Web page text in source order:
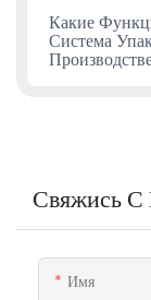
Какие
Система
Свяжись
Имя